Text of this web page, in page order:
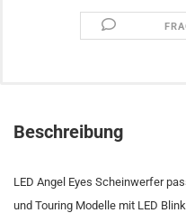
Beschreibung
LED Angel Eyes Scheinwerfer
und Touring Modelle mit LED